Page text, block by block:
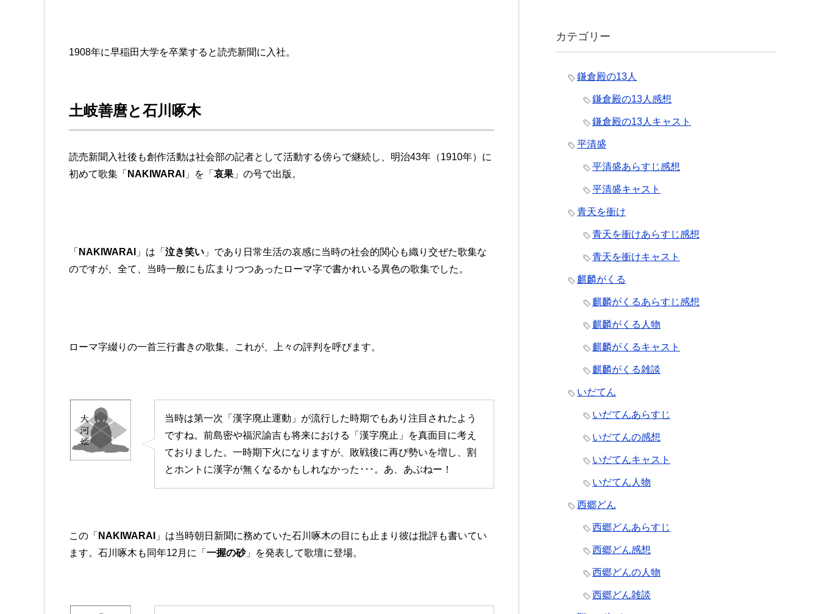
1908年に早稲田大学を卒業すると読売新聞に入社。
土岐善麿と石川啄木
読売新聞入社後も創作活動は社会部の記者として活動する傍らで継続し、明治43年（1910年）に
初めて歌集「 NAKIWARAI 」を「 哀果 」の号で出版。
「 NAKIWARAI 」は「 泣き笑い 」であり日常生活の哀感に当時の社会的関心も織り交ぜた歌集な
のですが、全て、当時一般にも広まりつつあったローマ字で書かれいる異色の歌集でした。
ローマ字綴りの一首三行書きの歌集。これが、上々の評判を呼びます。
当時は第一次「漢字廃止運動」が流行した時期でもあり注目されたよう
ですね。前島密や福沢諭吉も将来における「漢字廃止」を真面目に考え
ておりました。一時期下火になりますが、敗戦後に再び勢いを増し、割
とホントに漢字が無くなるかもしれなかった･･･。あ、あぶねー！
この「 NAKIWARAI 」は当時朝日新聞に務めていた石川啄木の目にも止まり彼は批評も書いてい
ます。石川啄木も同年12月に「 一握の砂」を発表して歌壇に登場。
カテゴリー
鎌倉殿の13人
鎌倉殿の13人感想
鎌倉殿の13人キャスト
平清盛
平清盛あらすじ感想
平清盛キャスト
青天を衝け
青天を衝けあらすじ感想
青天を衝けキャスト
麒麟がくる
麒麟がくるあらすじ感想
麒麟がくる人物
麒麟がくるキャスト
麒麟がくる雑談
いだてん
いだてんあらすじ
いだてんの感想
いだてんキャスト
いだてん人物
西郷どん
西郷どんあらすじ
西郷どん感想
西郷どんの人物
西郷どん雑談